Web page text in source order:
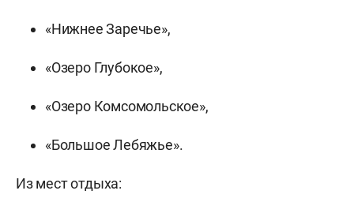
«Нижнее Заречье»,
«Озеро Глубокое»,
«Озеро Комсомольское»,
«Большое Лебяжье».
Из мест отдыха: